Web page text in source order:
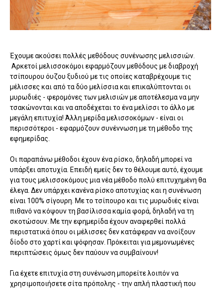
Έχουμε ακούσει πολλές μεθόδους συνένωσης μελισσιών.
Αρκετοί μελισσοκόμοι εφαρμόζουν μεθόδους με διαβροχή
τσίπουρου όυζου ξυδιού με τις οποίες καταβρέχουμε τις
μέλισσες και από τα δύο μελίσσια και επικαλύπτονται οι
μυρωδιές - φερομόνες των μελισιών με αποτέλεσμα να μην
τσακώνονται και να αποδέχεται το ένα μελίσσι το άλλο με
μεγάλη επιτυχία! Άλλη μερίδα μελισσοκόμων - είναι οι
περισσότεροι - εφαρμόζουν συνέννωση με τη μέθοδο της
εφημερίδας.
Οι παραπάνω μέθοδοι έχουν ένα ρίσκο, δηλαδή μπορεί να
υπάρξει αποτυχία. Επειδή εμείς δεν το θέλουμε αυτό, έχουμε
για τους μελισσοκόμους μια νέα μέθοδο πολύ επιτυχημένη θα
έλεγα. Δεν υπάρχει κανένα ρίσκο αποτυχίας και η συνένωση
είναι 100% σίγουρη. Με το τσίπουρο και τις μυρωδιές είναι
πιθανό να κόψουν τη βασίλισσα καμία φορά, δηλαδή να τη
σκοτώσουν. Με την εφημερίδα έχουν αναφερθεί πολλά
περιστατικά όπου οι μέλισσες δεν κατάφεραν να ανοίξουν
δίοδο στο χαρτί και ψόφησαν. Πρόκειται για μεμονωμένες
περιπτώσεις όμως δεν παύουν να συμβαίνουν!
Για έχετε επιτυχία στη συνένωση μπορείτε λοιπόν να
χρησιμοποιήσετε σίτα πρόπολης - την απλή πλαστική που